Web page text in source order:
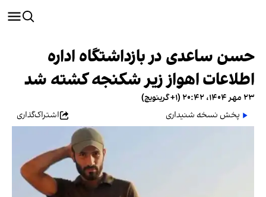
حسن ساعدی در بازداشتگاه اداره
اطلاعات اهواز زیر شکنجه کشته شد
۲۳ مهر ۱۴۰۴، ۲۰:۴۲ (‎+۱ گرینویچ)
پخش نسخه شنیداری
اشتراک‌گذاری